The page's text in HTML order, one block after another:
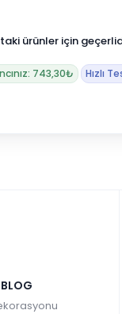
devam ediyor
743,30₺ Hızlı
BLOG